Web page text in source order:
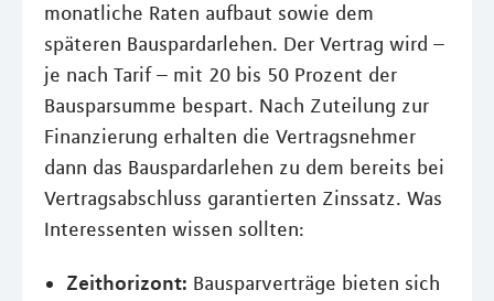
monatliche Raten aufbaut sowie dem
späteren Bauspardarlehen. Der Vertrag wird –
je nach Tarif – mit 20 bis 50 Prozent der
Bausparsumme bespart. Nach Zuteilung zur
Finanzierung erhalten die Vertragsnehmer
dann das Bauspardarlehen zu dem bereits bei
Vertragsabschluss garantierten Zinssatz. Was
Interessenten wissen sollten:
Zeithorizont: Bausparverträge bieten sich